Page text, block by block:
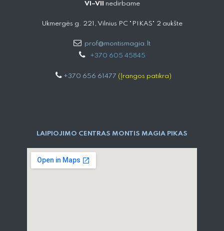
VI–VII nedirbame
Ukmergės g. 221, Vilnius PC "PIKAS" 2 aukšte
prof@montismagia.lt
+370 605 4584​5
+370 656 61477 (Įrangos patikra)
LAIPIOJIMO CENTRAS MONTIS MAGIA PIKAS